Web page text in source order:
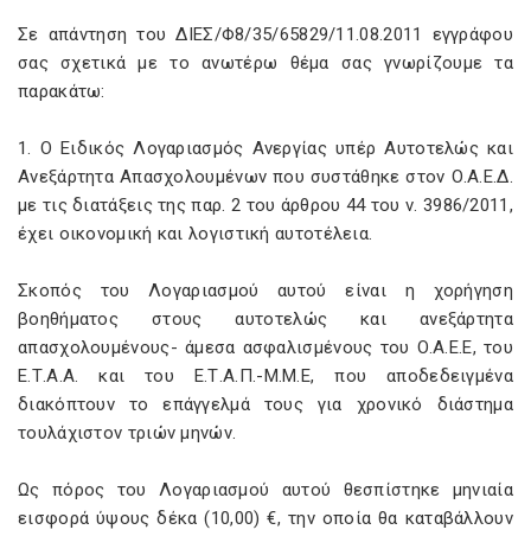
Σε απάντηση του ΔΙΕΣ/Φ8/35/65829/11.08.2011 εγγράφου
σας σχετικά με το ανωτέρω θέμα σας γνωρίζουμε τα
παρακάτω:
1. Ο Ειδικός Λογαριασμός Ανεργίας υπέρ Αυτοτελώς και
Ανεξάρτητα Απασχολουμένων που συστάθηκε στον Ο.Α.Ε.Δ.
με τις διατάξεις της παρ. 2 του άρθρου 44 του ν. 3986/2011,
έχει οικονομική και λογιστική αυτοτέλεια.
Σκοπός του Λογαριασμού αυτού είναι η χορήγηση
βοηθήματος στους αυτοτελώς και ανεξάρτητα
απασχολουμένους- άμεσα ασφαλισμένους του Ο.Α.Ε.Ε, του
Ε.Τ.Α.Α. και του Ε.Τ.Α.Π.-Μ.Μ.Ε, που αποδεδειγμένα
διακόπτουν το επάγγελμά τους για χρονικό διάστημα
τουλάχιστον τριών μηνών.
Ως πόρος του Λογαριασμού αυτού θεσπίστηκε μηνιαία
εισφορά ύψους δέκα (10,00) €, την οποία θα καταβάλλουν